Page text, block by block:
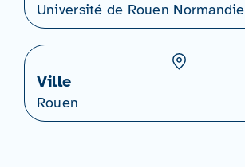
Université de Rouen Normandie
Ville
Rouen